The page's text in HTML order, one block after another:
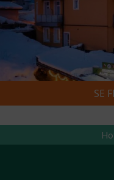
SE
Hotel Bristol